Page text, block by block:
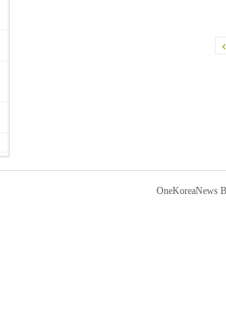
OneKoreaNews